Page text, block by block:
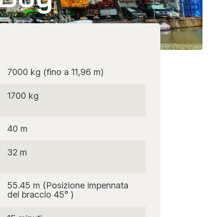
7000 kg (fino a 11,96 m)
1700 kg
40 m
32 m
55.45 m (Posizione impennata
del braccio 45° )